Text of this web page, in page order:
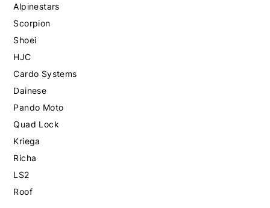
Alpinestars
Scorpion
Shoei
HJC
Cardo Systems
Dainese
Pando Moto
Quad Lock
Kriega
Richa
LS2
Roof